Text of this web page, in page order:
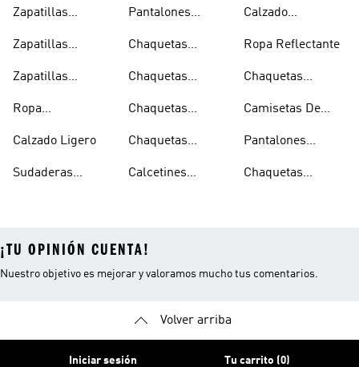
Zapatillas
Mujer
Zapatillas
Hombre
Zapatillas
Niños
Ropa
Calzado Ligero
Sudaderas
Capucha
Pantalones
Ligeros
Chaquetas
Chaquetas
Chaquetas
Hombre
Chaquetas
Mujer
Calcetines
Calzado
Ropa Reflectante
Chaquetas
Camisetas De
Pantalones
Chaquetas
¡TU OPINIÓN CUENTA!
Nuestro objetivo es mejorar y valoramos mucho tus comentarios.
Volver arriba
Iniciar sesión Tu carrito (0)